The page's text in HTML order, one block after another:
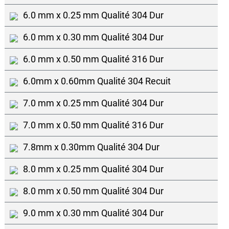
6.0 mm x 0.25 mm Qualité 304 Dur
6.0 mm x 0.30 mm Qualité 304 Dur
6.0 mm x 0.50 mm Qualité 316 Dur
6.0mm x 0.60mm Qualité 304 Recuit
7.0 mm x 0.25 mm Qualité 304 Dur
7.0 mm x 0.50 mm Qualité 316 Dur
7.8mm x 0.30mm Qualité 304 Dur
8.0 mm x 0.25 mm Qualité 304 Dur
8.0 mm x 0.50 mm Qualité 304 Dur
9.0 mm x 0.30 mm Qualité 304 Dur